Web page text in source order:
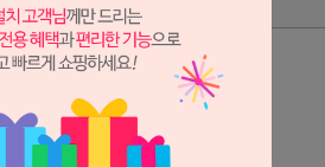
상세 정보를 확대해 보실 수 있습니다.